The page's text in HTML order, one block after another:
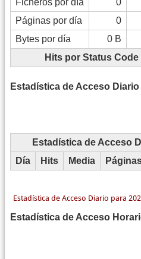
Páginas por día
0
Bytes por día
0 B
Hits por Status Code
Estadística de Acceso Diario
Estadística de Acceso
Día
Hits Media
Estadística de Acceso